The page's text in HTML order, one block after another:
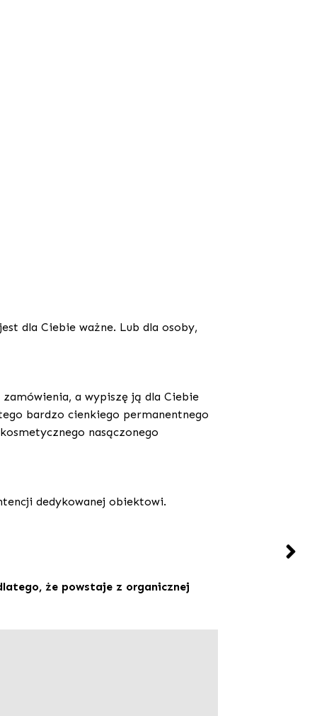
dla Ciebie ważne. Lub dla osoby,
a wypiszę ją dla Ciebie
bardzo cienkiego permanentnego
nasączonego
dedykowanej obiektowi.
że powstaje z organicznej